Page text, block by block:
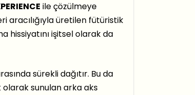
ile çözülmeye
aracılığıyla üretilen fütüristik
hissiyatını işitsel olarak da
sürekli dağıtır. Bu da
sunulan arka aks